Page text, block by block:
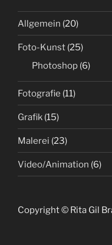
Allgemein (20)
Foto-Kunst (25)
Photoshop (6)
Fotografie (11)
Grafik (15)
Malerei (23)
Video/Animation (6)
Copyright © Rita Gil